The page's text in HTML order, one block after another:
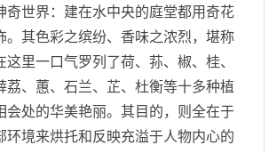
奇世界：建在水中央的庭堂都用奇花
。其色彩之缤纷、香味之浓烈，堪称
这里一口气罗列了荷、荪、椒、桂、
荔、蕙、石兰、芷、杜衡等十多种植
会处的华美艳丽。其目的，则全在于
环境来烘托和反映充溢于人物内心的